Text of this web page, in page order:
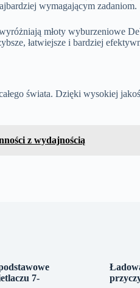
wymagającym zadaniom.
młoty wyburzeniowe
łatwiejsze i bardziej
świata. Dzięki wysokiej
z wydajnością
7-